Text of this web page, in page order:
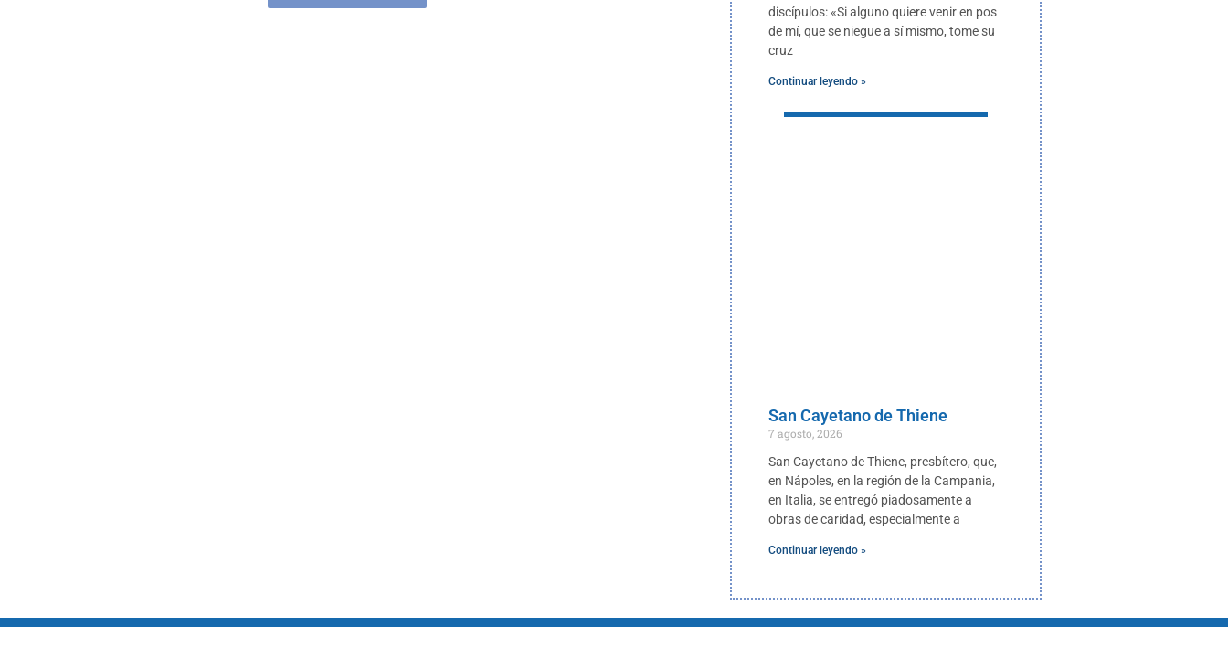
discípulos: «Si alguno quiere venir en pos
de mí, que se niegue a sí mismo, tome su
cruz
Continuar leyendo »
San Cayetano de Thiene
7 agosto, 2026
San Cayetano de Thiene, presbítero, que,
en Nápoles, en la región de la Campania,
en Italia, se entregó piadosamente a
obras de caridad, especialmente a
Continuar leyendo »